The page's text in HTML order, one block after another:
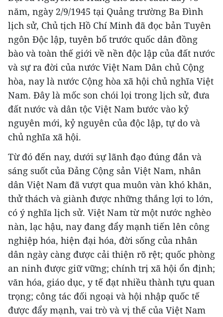
năm, ngày 2/9/1945 tại Quảng trường Ba Đình
lịch sử, Chủ tịch Hồ Chí Minh đã đọc bản Tuyên
ngôn Độc lập, tuyên bố trước quốc dân đồng
bào và toàn thế giới về nền độc lập của đất nước
và sự ra đời của nước Việt Nam Dân chủ Cộng
hòa, nay là nước Cộng hòa xã hội chủ nghĩa Việt
Nam. Đây là mốc son chói lọi trong lịch sử, đưa
đất nước và dân tộc Việt Nam bước vào kỷ
nguyên mới, kỷ nguyên của độc lập, tự do và
chủ nghĩa xã hội.
Từ đó đến nay, dưới sự lãnh đạo đúng đắn và
sáng suốt của Đảng Cộng sản Việt Nam, nhân
dân Việt Nam đã vượt qua muôn vàn khó khăn,
thử thách và giành được những thắng lợi to lớn,
có ý nghĩa lịch sử. Việt Nam từ một nước nghèo
nàn, lạc hậu, nay đang đẩy mạnh tiến lên công
nghiệp hóa, hiện đại hóa, đời sống của nhân
dân ngày càng được cải thiện rõ rệt; quốc phòng
an ninh được giữ vững; chính trị xã hội ổn định;
văn hóa, giáo dục, y tế đạt nhiều thành tựu quan
trọng; công tác đối ngoại và hội nhập quốc tế
được đẩy mạnh, vai trò và vị thế của Việt Nam